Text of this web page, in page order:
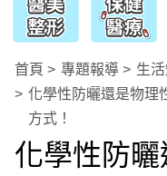
首頁 專題報導
生
化學性防曬還是物理
方式！
化學性防